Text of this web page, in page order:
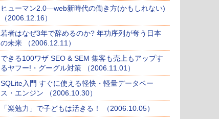
ヒューマン2.0―web新時代の働き方(かもしれない)
（2006.12.16）
若者はなぜ3年で辞めるのか? 年功序列が奪う日本
の未来 （2006.12.11）
できる100ワザ SEO & SEM 集客も売上もアップす
るヤフー!・グーグル対策 （2006.11.01）
SQLite入門 すぐに使える軽快・軽量データベー
ス・エンジン （2006.10.30）
「楽勉力」で子どもは活きる！ （2006.10.05）